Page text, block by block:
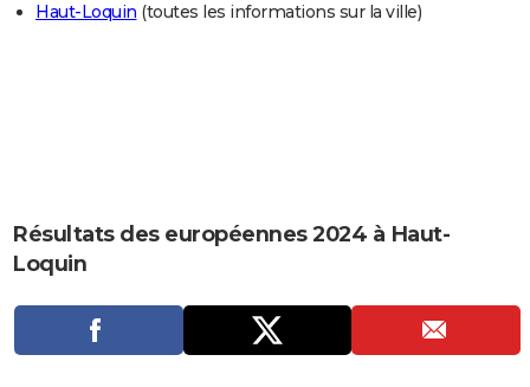
CARTE DE VOEUX
Carte de Noël
Carte Bonne année
Carte Saint-Valentin
Carte Pâques
Carte d'anniversaire
Dictionnaire
Biographies
Expressions
Proverbes
PROGRAMME TV
Haut-Loquin (toutes les informations sur la ville)
Résultats des européennes 2024 à Haut-
Loquin